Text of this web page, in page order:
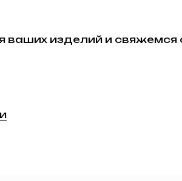
изделий и свяжемся